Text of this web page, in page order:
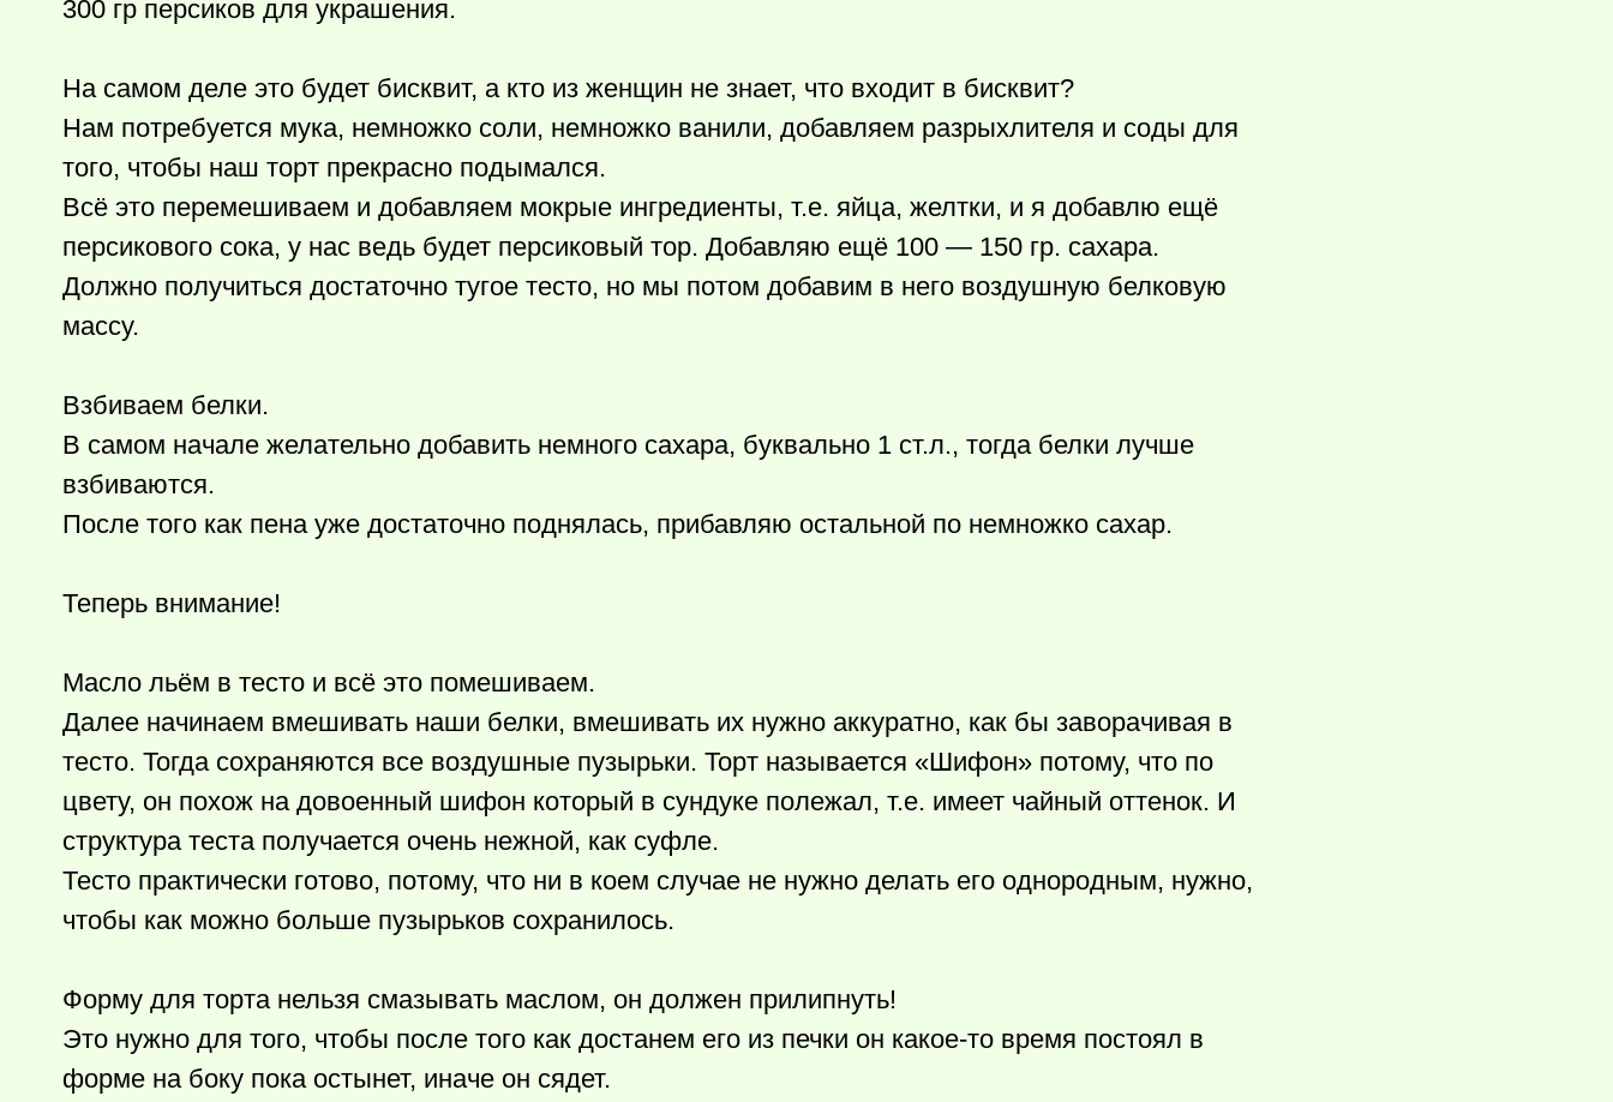
300 гр персиков для украшения.
На самом деле это будет бисквит, а кто из женщин не знает, что входит в бисквит?
Нам потребуется мука, немножко соли, немножко ванили, добавляем разрыхлителя и соды для
того, чтобы наш торт прекрасно подымался.
Всё это перемешиваем и добавляем мокрые ингредиенты, т.е. яйца, желтки, и я добавлю ещё
персикового сока, у нас ведь будет персиковый тор. Добавляю ещё 100 — 150 гр. сахара.
Должно получиться достаточно тугое тесто, но мы потом добавим в него воздушную белковую
массу.
Взбиваем белки.
В самом начале желательно добавить немного сахара, буквально 1 ст.л., тогда белки лучше
взбиваются.
После того как пена уже достаточно поднялась, прибавляю остальной по немножко сахар.
Теперь внимание!
Масло льём в тесто и всё это помешиваем.
Далее начинаем вмешивать наши белки, вмешивать их нужно аккуратно, как бы заворачивая в
тесто. Тогда сохраняются все воздушные пузырьки. Торт называется «Шифон» потому, что по
цвету, он похож на довоенный шифон который в сундуке полежал, т.е. имеет чайный оттенок. И
структура теста получается очень нежной, как суфле.
Тесто практически готово, потому, что ни в коем случае не нужно делать его однородным, нужно,
чтобы как можно больше пузырьков сохранилось.
Форму для торта нельзя смазывать маслом, он должен прилипнуть!
Это нужно для того, чтобы после того как достанем его из печки он какое-то время постоял в
форме на боку пока остынет, иначе он сядет.